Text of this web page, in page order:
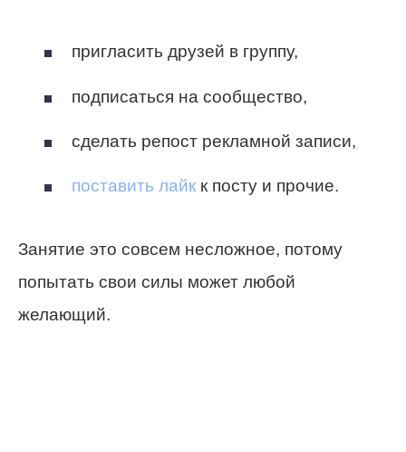
пригласить друзей в группу,
подписаться на сообщество,
сделать репост рекламной записи,
поставить лайк к посту и прочие.
Занятие это совсем несложное, потому
попытать свои силы может любой
желающий.